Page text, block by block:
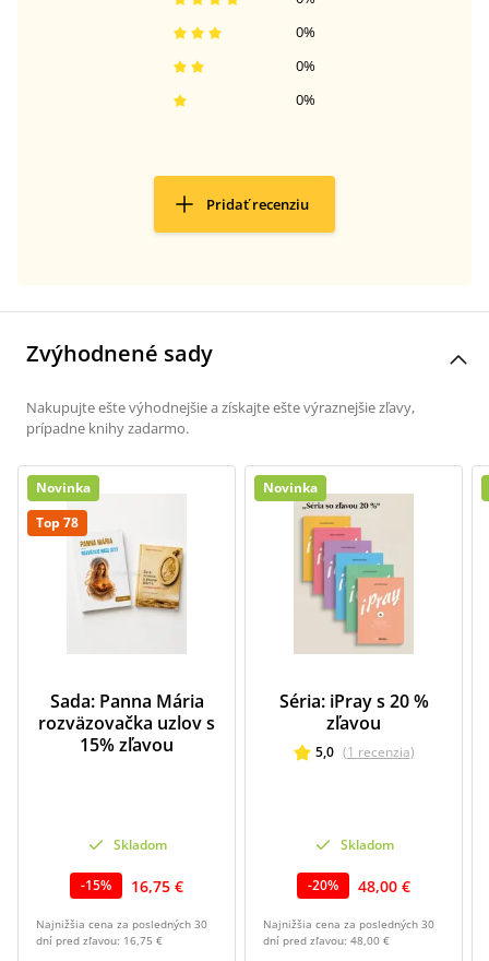
0%
0%
0%
Pridať recenziu
Zvýhodnené sady
Nakupujte ešte výhodnejšie a získajte ešte výraznejšie zľavy,
prípadne knihy zadarmo.
Novinka
Top 78
Sada: Panna Mária
rozväzovačka uzlov s
15% zľavou
Skladom
-15% 16,75 €
Najnižšia cena za posledných 30
dní pred zľavou: 16,75 €
Novinka
Séria: iPray s 20 %
zľavou
5,0 (1 recenzia)
Skladom
-20% 48,00 €
Najnižšia cena za posledných 30
dní pred zľavou: 48,00 €